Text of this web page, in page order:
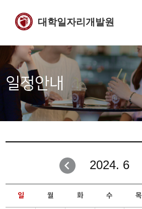
대학일자리개발원
일정안내
2024. 6
일 월 화 수 목